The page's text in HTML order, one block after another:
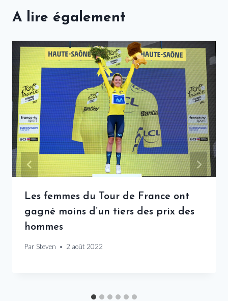
A lire également
Les femmes du Tour de France ont
gagné moins d’un tiers des prix des
hommes
Par Steven 2 août 2022